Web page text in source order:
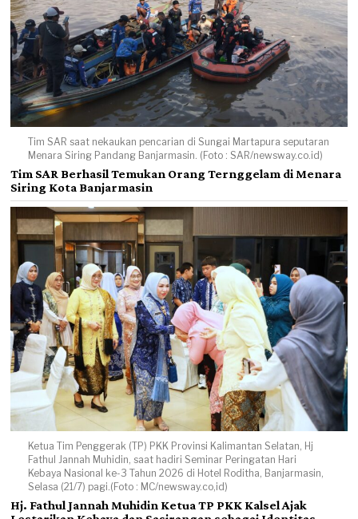
Tim SAR saat nekaukan pencarian di Sungai Martapura seputaran
Menara Siring Pandang Banjarmasin. (Foto : SAR/newsway.co.id)
Tim SAR Berhasil Temukan Orang Ternggelam di Menara
Siring Kota Banjarmasin
Ketua Tim Penggerak (TP) PKK Provinsi Kalimantan Selatan, Hj
Fathul Jannah Muhidin, saat hadiri Seminar Peringatan Hari
Kebaya Nasional ke-3 Tahun 2026 di Hotel Roditha, Banjarmasin,
Selasa (21/7) pagi.(Foto : MC/newsway.co,id)
Hj. Fathul Jannah Muhidin Ketua TP PKK Kalsel Ajak